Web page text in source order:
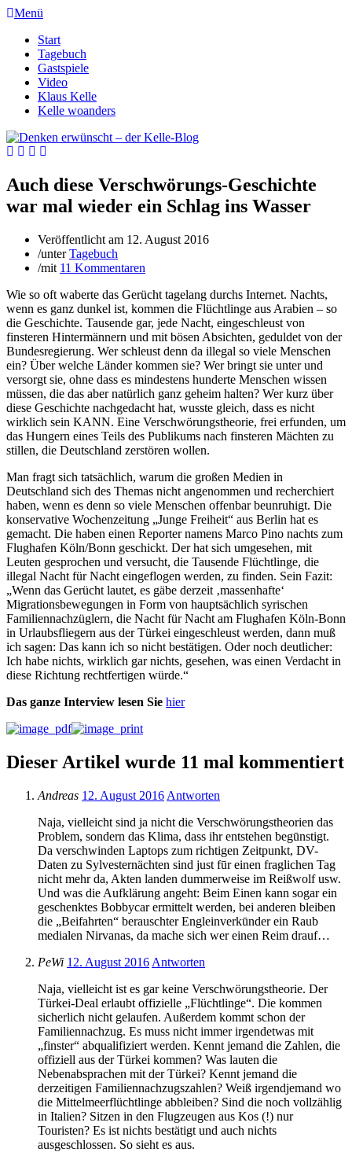
Menü
Start
Tagebuch
Gastspiele
Video
Klaus Kelle
Kelle woanders
Auch diese Verschwörungs-Geschichte
war mal wieder ein Schlag ins Wasser
Veröffentlicht am 12. August 2016
/unterTagebuch
/mit 11 Kommentaren
Wie so oft waberte das Gerücht tagelang durchs Internet. Nachts,
wenn es ganz dunkel ist, kommen die Flüchtlinge aus Arabien – so
die Geschichte. Tausende gar, jede Nacht, eingeschleust von
finsteren Hintermännern und mit bösen Absichten, geduldet von der
Bundesregierung. Wer schleust denn da illegal so viele Menschen
ein? Über welche Länder kommen sie? Wer bringt sie unter und
versorgt sie, ohne dass es mindestens hunderte Menschen wissen
müssen, die das aber natürlich ganz geheim halten? Wer kurz über
diese Geschichte nachgedacht hat, wusste gleich, dass es nicht
wirklich sein KANN. Eine Verschwörungstheorie, frei erfunden, um
das Hungern eines Teils des Publikums nach finsteren Mächten zu
stillen, die Deutschland zerstören wollen.
Man fragt sich tatsächlich, warum die großen Medien in
Deutschland sich des Themas nicht angenommen und recherchiert
haben, wenn es denn so viele Menschen offenbar beunruhigt. Die
konservative Wochenzeitung „Junge Freiheit“ aus Berlin hat es
gemacht. Die haben einen Reporter namens Marco Pino nachts zum
Flughafen Köln/Bonn geschickt. Der hat sich umgesehen, mit
Leuten gesprochen und versucht, die Tausende Flüchtlinge, die
illegal Nacht für Nacht eingeflogen werden, zu finden. Sein Fazit:
„Wenn das Gerücht lautet, es gäbe derzeit ‚massenhafte‘
Migrationsbewegungen in Form von hauptsächlich syrischen
Familiennachzüglern, die Nacht für Nacht am Flughafen Köln-Bonn
in Urlaubsfliegern aus der Türkei eingeschleust werden, dann muß
ich sagen: Das kann ich so nicht bestätigen. Oder noch deutlicher:
Ich habe nichts, wirklich gar nichts, gesehen, was einen Verdacht in
diese Richtung rechtfertigen würde.“
Das ganze Interview lesen Sie hier
Dieser Artikel wurde 11 mal kommentiert
Andreas 12. August 2016 Antworten
Naja, vielleicht sind ja nicht die Verschwörungstheorien das
Problem, sondern das Klima, dass ihr entstehen begūnstigt.
Da verschwinden Laptops zum richtigen Zeitpunkt, DV-
Daten zu Sylvesternächten sind just fūr einen fraglichen Tag
nicht mehr da, Akten landen dummerweise im Reißwolf usw.
Und was die Aufklärung angeht: Beim Einen kann sogar ein
geschenktes Bobbycar ermittelt werden, bei anderen bleiben
die „Beifahrten“ berauschter Engleinverkūnder ein Raub
medialen Nirvanas, da mache sich wer einen Reim drauf…
PeWi 12. August 2016 Antworten
Naja, vielleicht ist es gar keine Verschwörungstheorie. Der
Türkei-Deal erlaubt offizielle „Flüchtlinge“. Die kommen
sicherlich nicht gelaufen. Außerdem kommt schon der
Familiennachzug. Es muss nicht immer irgendetwas mit
„finster“ abqualifiziert werden. Kennt jemand die Zahlen, die
offiziell aus der Türkei kommen? Was lauten die
Nebenabsprachen mit der Türkei? Kennt jemand die
derzeitigen Familiennachzugszahlen? Weiß irgendjemand wo
die Mittelmeerflüchtlinge abbleiben? Sind die noch vollzählig
in Italien? Sitzen in den Flugzeugen aus Kos (!) nur
Touristen? Es ist nichts bestätigt und auch nichts
ausgeschlossen. So sieht es aus.